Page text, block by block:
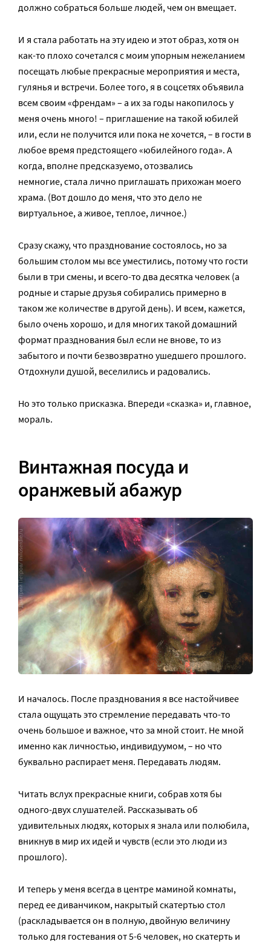
должно собраться больше людей, чем он вмещает.
И я стала работать на эту идею и этот образ, хотя он
как-то плохо сочетался с моим упорным нежеланием
посещать любые прекрасные мероприятия и места,
гулянья и встречи. Более того, я в соцсетях объявила
всем своим «френдам» – а их за годы накопилось у
меня очень много! – приглашение на такой юбилей
или, если не получится или пока не хочется, – в гости в
любое время предстоящего «юбилейного года». А
когда, вполне предсказуемо, отозвались
немногие, стала лично приглашать прихожан моего
храма. (Вот дошло до меня, что это дело не
виртуальное, а живое, теплое, личное.)
Сразу скажу, что празднование состоялось, но за
большим столом мы все уместились, потому что гости
были в три смены, и всего-то два десятка человек (а
родные и старые друзья собирались примерно в
таком же количестве в другой день). И всем, кажется,
было очень хорошо, и для многих такой домашний
формат празднования был если не внове, то из
забытого и почти безвозвратно ушедшего прошлого.
Отдохнули душой, веселились и радовались.
Но это только присказка. Впереди «сказка» и, главное,
мораль.
Винтажная посуда и
оранжевый абажур
И началось. После празднования я все настойчивее
стала ощущать это стремление передавать что-то
очень большое и важное, что за мной стоит. Не мной
именно как личностью, индивидуумом, – но что
буквально распирает меня. Передавать людям.
Читать вслух прекрасные книги, собрав хотя бы
одного-двух слушателей. Рассказывать об
удивительных людях, которых я знала или полюбила,
вникнув в мир их идей и чувств (если это люди из
прошлого).
И теперь у меня всегда в центре маминой комнаты,
перед ее диванчиком, накрытый скатертью стол
(раскладывается он в полную, двойную величину
только для гостевания от 5-6 человек, но скатерть и